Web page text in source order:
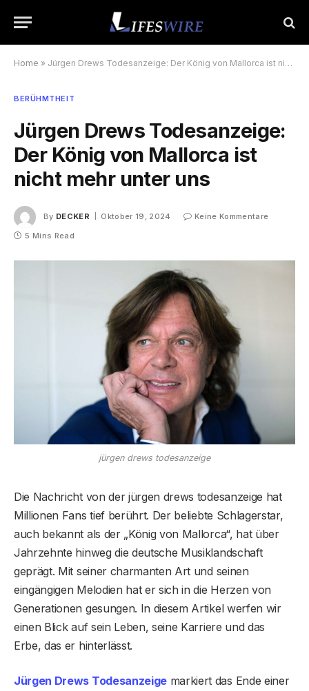
Home » Jürgen Drews Todesanzeige: Der König von Mallorca ist nicht mehr unter uns
BERÜHMTHEIT
Jürgen Drews Todesanzeige:
Der König von Mallorca ist
nicht mehr unter uns
By DECKER Oktober 19, 2024
Keine Kommentare
5 Mins Read
jürgen drews todesanzeige
Die Nachricht von der jürgen drews todesanzeige hat
Millionen Fans tief berührt. Der beliebte Schlagerstar,
auch bekannt als der „König von Mallorca“, hat über
Jahrzehnte hinweg die deutsche Musiklandschaft
geprägt. Mit seiner charmanten Art und seinen
eingängigen Melodien hat er sich in die Herzen von
Generationen gesungen. In diesem Artikel werfen wir
einen Blick auf sein Leben, seine Karriere und das
Erbe, das er hinterlässt.
Jürgen Drews Todesanzeige markiert das Ende einer